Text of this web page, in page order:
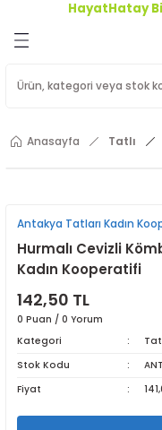
HayatHatay
Anasayfa Tatlı
Antakya Tatları Kadın
Hurmalı Cevizli
Kadın Kooperatifi
142,50 TL
0 Puan / 0 Yorum
Kategori
Stok Kodu
Fiyat